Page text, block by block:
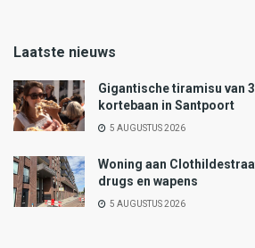
Laatste nieuws
Gigantische tiramisu van
kortebaan in Santpoort
5 AUGUSTUS 2026
Woning aan
drugs en wapens
5 AUGUSTUS 2026